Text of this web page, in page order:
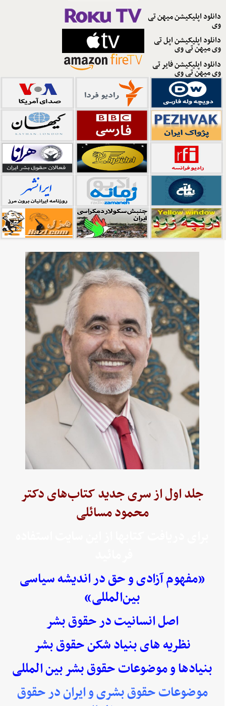
دانلود اپلیکیشن میهن تی
وی
دانلود اپلیکیشن اپل تی
وی میهن تی وی
دانلود اپلیکیشن فایر تی
وی میهن تی وی
جلد اول از سری جدید کتاب‌های دکتر
محمود مسائلی
«مفهوم آزادی و حق در اندیشه سیاسی
بین‌المللی»
اصل انسانیت در حقوق بشر
نظریه های بنیاد شکن حقوق بشر
بنیادها و موضوعات حقوق بشر بین المللی
موضوعات حقوق بشری و ایران در حقوق